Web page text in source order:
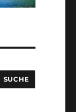
SUCHE